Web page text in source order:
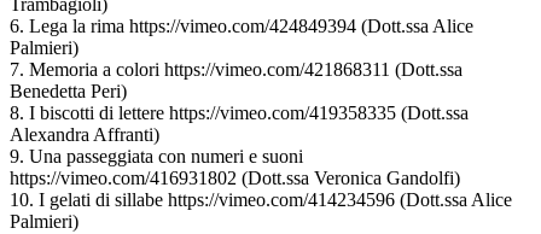
Trambagioli)
6. Lega la rima https://vimeo.com/424849394 (Dott.ssa Alice
Palmieri)
7. Memoria a colori https://vimeo.com/421868311 (Dott.ssa
Benedetta Peri)
8. I biscotti di lettere https://vimeo.com/419358335 (Dott.ssa
Alexandra Affranti)
9. Una passeggiata con numeri e suoni
https://vimeo.com/416931802 (Dott.ssa Veronica Gandolfi)
10. I gelati di sillabe https://vimeo.com/414234596 (Dott.ssa Alice
Palmieri)